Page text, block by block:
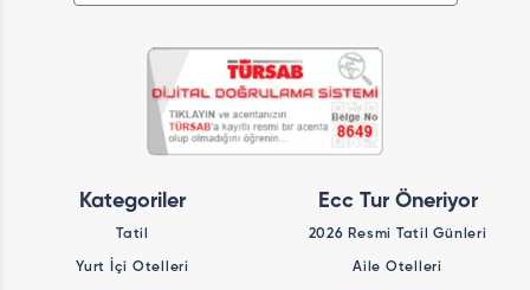
Kategoriler
Tatil
Yurt İçi Otelleri
Ecc Tur Öneriyor
2026 Resmi Tatil Günleri
Aile Otelleri